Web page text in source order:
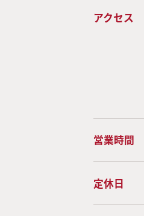
アクセス
営業時間
定休日